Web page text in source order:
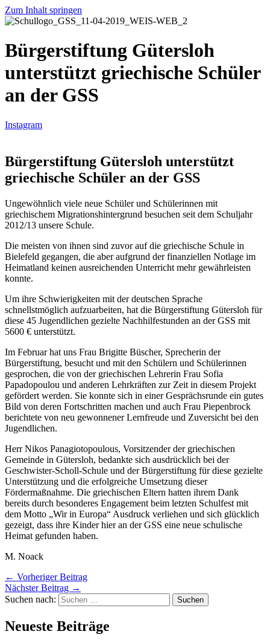
Zum Inhalt springen
Bürgerstiftung Gütersloh
unterstützt griechische Schüler
an der GSS
Instagram
Bürgerstiftung Gütersloh unterstützt
griechische Schüler an der GSS
Ungewöhnlich viele neue Schüler und Schülerinnen mit
griechischem Migrationshintergrund besuchen seit dem Schuljahr
2012/13 unsere Schule.
Die meisten von ihnen sind zuvor auf die griechische Schule in
Bielefeld gegangen, die aber aufgrund der finanziellen Notlage im
Heimatland keinen ausreichenden Unterricht mehr gewährleisten
konnte.
Um ihre Schwierigkeiten mit der deutschen Sprache
schnellstmöglich aufzuarbeiten, hat die Bürgerstiftung Gütersloh für
diese 45 Jugendlichen gezielte Nachhilfestunden an der GSS mit
5600 € unterstützt.
Im Februar hat uns Frau Brigitte Büscher, Sprecherin der
Bürgerstiftung, besucht und mit den Schülern und Schülerinnen
gesprochen, die von der griechischen Lehrerin Frau Sofia
Papadopoulou und anderen Lehrkräften zur Zeit in diesem Projekt
gefördert werden. Sie konnte sich in einer Gesprächsrunde ein gutes
Bild von deren Fortschritten machen und auch Frau Piepenbrock
berichtete von neu gewonnener Lernfreude und Zuversicht bei den
Jugendlichen.
Herr Nikos Panagiotopoulous, Vorsitzender der griechischen
Gemeinde in Gütersloh, bedankte sich ausdrücklich bei der
Geschwister-Scholl-Schule und der Bürgerstiftung für diese gezielte
Unterstützung und die erfolgreiche Umsetzung dieser
Fördermaßnahme. Die griechischen Eltern hatten ihrem Dank
bereits durch besonderes Engagement beim letzten Schulfest mit
dem Motto „Wir in Europa“ Ausdruck verliehen und sich glücklich
gezeigt, dass ihre Kinder hier an der GSS eine neue schulische
Heimat gefunden haben.
M. Noack
← Vorheriger Beitrag
Nächster Beitrag →
Suchen nach:
Neueste Beiträge